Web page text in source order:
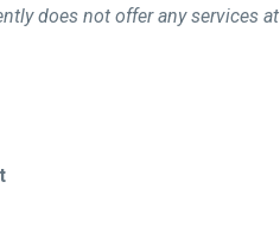
does not offer any services at